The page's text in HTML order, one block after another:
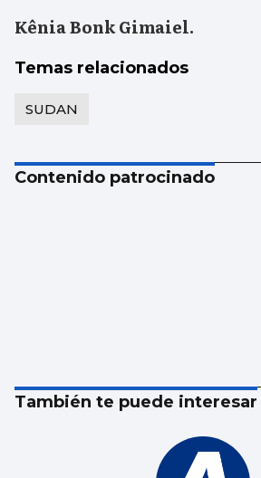
Kênia Bonk Gimaiel.
Temas relacionados
SUDAN
Contenido patrocinado
También te puede interesar